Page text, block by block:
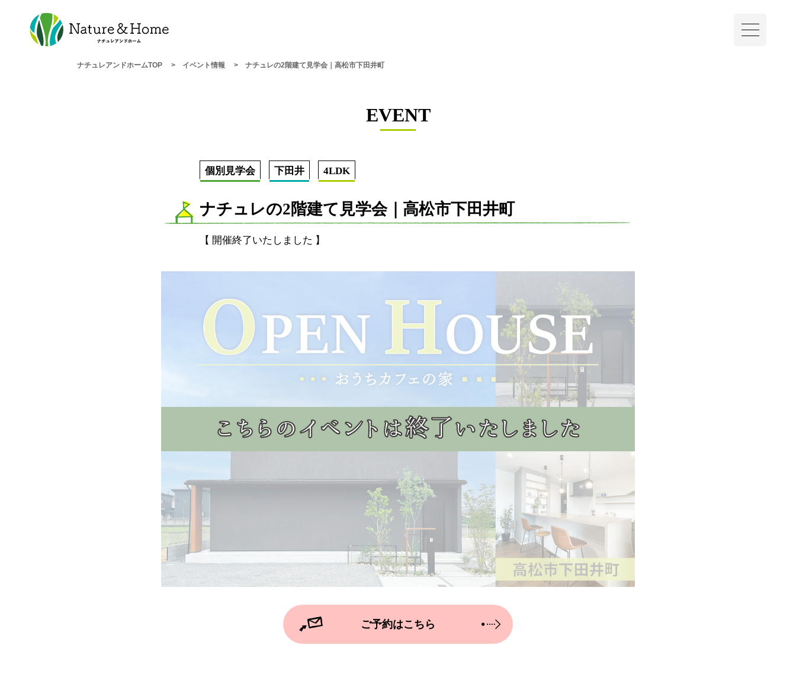
ナチュレアンドホームTOP イベント情報 ナチュレの2階建て見学会｜高松市下田井町
EVENT
個別見学会 下田井 4LDK
ナチュレの2階建て見学会｜高松市下田井町
【 開催終了いたしました 】
ご予約はこちら